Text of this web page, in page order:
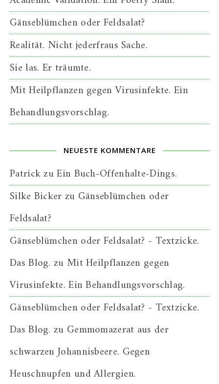
Gänseblümchen oder Feldsalat?
Realität. Nicht jederfraus Sache.
Sie las. Er träumte.
Mit Heilpflanzen gegen Virusinfekte. Ein
Behandlungsvorschlag.
NEUESTE KOMMENTARE
PatrickzuEin Buch-Offenhalte-Dings.
Silke Bickerzu Gänseblümchen oder
Feldsalat?
Gänseblümchen oder Feldsalat? - Textzicke.
Das Blog. zu Mit Heilpflanzen gegen
Virusinfekte. Ein Behandlungsvorschlag.
Gänseblümchen oder Feldsalat? - Textzicke.
Das Blog. zu Gemmomazerat aus der
schwarzen Johannisbeere. Gegen
Heuschnupfen und Allergien.